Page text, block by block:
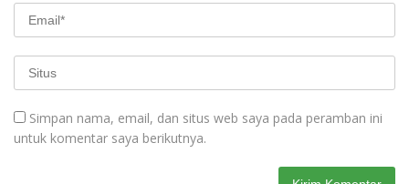
Simpan nama, email, dan situs web saya pada peramban ini
untuk komentar saya berikutnya.